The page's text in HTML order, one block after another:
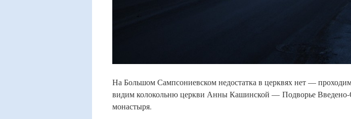
На Большом Сампсониевском недостатка в церквях нет —
видим колокольню церкви Анны Кашинской — Подворье Введено-
монастыря.